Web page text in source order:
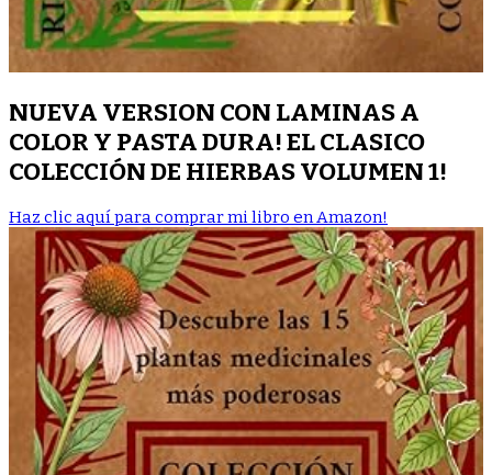
NUEVA VERSION CON LAMINAS A
COLOR Y PASTA DURA! EL CLASICO
COLECCIÓN DE HIERBAS VOLUMEN 1!
Haz clic aquí para comprar mi libro en Amazon!